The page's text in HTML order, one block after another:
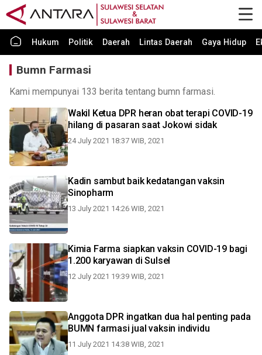
Hukum Politik Daerah Lintas Daerah Gaya Hidup
Bumn Farmasi
Kami mempunyai 133 berita tentang bumn farmasi.
Wakil Ketua DPR heran obat terapi COVID-19
hilang di pasaran saat Jokowi sidak
24 July 2021 18:37 WIB, 2021
Kadin sambut baik kedatangan vaksin
Sinopharm
13 July 2021 14:26 WIB, 2021
Kimia Farma siapkan vaksin COVID-19 bagi
1.200 karyawan di Sulsel
12 July 2021 19:39 WIB, 2021
Anggota DPR ingatkan dua hal penting pada
BUMN farmasi jual vaksin individu
11 July 2021 14:38 WIB, 2021